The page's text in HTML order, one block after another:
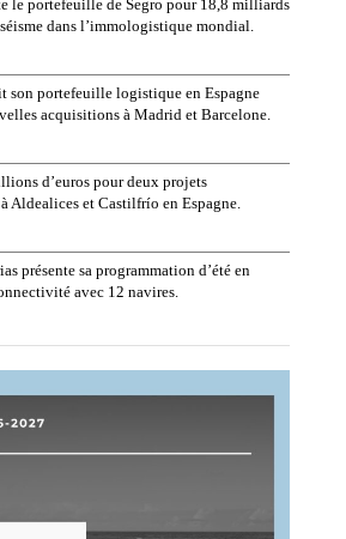
le portefeuille de Segro pour 18,8 milliards
dans l’immologistique mondial.
son portefeuille logistique en Espagne
acquisitions à Madrid et Barcelone.
d’euros pour deux projets
Aldealices et Castilfrío en Espagne.
présente sa programmation d’été en
avec 12 navires.